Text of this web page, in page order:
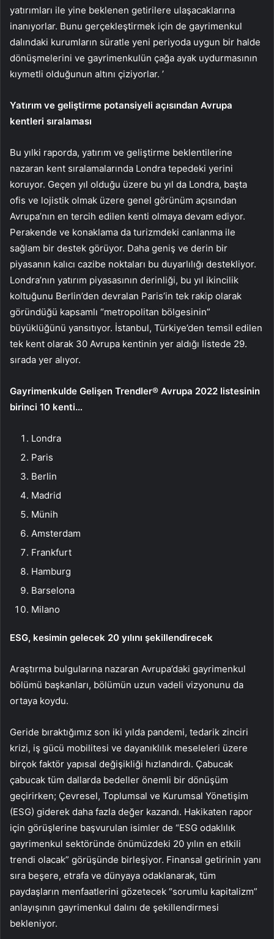
yatırımları ile yine beklenen getirilere ulaşacaklarına
inanıyorlar. Bunu gerçekleştirmek için de gayrimenkul
dalındaki kurumların süratle yeni periyoda uygun bir halde
dönüşmelerini ve gayrimenkulün çağa ayak uydurmasının
kıymetli olduğunun altını çiziyorlar. ’
Yatırım ve geliştirme potansiyeli açısından Avrupa
kentleri sıralaması
Bu yılki raporda, yatırım ve geliştirme beklentilerine
nazaran kent sıralamalarında Londra tepedeki yerini
koruyor. Geçen yıl olduğu üzere bu yıl da Londra, başta
ofis ve lojistik olmak üzere genel görünüm açısından
Avrupa’nın en tercih edilen kenti olmaya devam ediyor.
Perakende ve konaklama da turizmdeki canlanma ile
sağlam bir destek görüyor. Daha geniş ve derin bir
piyasanın kalıcı cazibe noktaları bu duyarlılığı destekliyor.
Londra’nın yatırım piyasasının derinliği, bu yıl ikincilik
koltuğunu Berlin’den devralan Paris’in tek rakip olarak
göründüğü kapsamlı “metropolitan bölgesinin”
büyüklüğünü yansıtıyor. İstanbul, Türkiye’den temsil edilen
tek kent olarak 30 Avrupa kentinin yer aldığı listede 29.
sırada yer alıyor.
Gayrimenkulde Gelişen Trendler® Avrupa 2022 listesinin
birinci 10 kenti…
Londra
Paris
Berlin
Madrid
Münih
Amsterdam
Frankfurt
Hamburg
Barselona
Milano
ESG, kesimin gelecek 20 yılını şekillendirecek
Araştırma bulgularına nazaran Avrupa’daki gayrimenkul
bölümü başkanları, bölümün uzun vadeli vizyonunu da
ortaya koydu.
Geride bıraktığımız son iki yılda pandemi, tedarik zinciri
krizi, iş gücü mobilitesi ve dayanıklılık meseleleri üzere
birçok faktör yapısal değişikliği hızlandırdı. Çabucak
çabucak tüm dallarda bedeller önemli bir dönüşüm
geçirirken; Çevresel, Toplumsal ve Kurumsal Yönetişim
(ESG) giderek daha fazla değer kazandı. Hakikaten rapor
için görüşlerine başvurulan isimler de “ESG odaklılık
gayrimenkul sektöründe önümüzdeki 20 yılın en etkili
trendi olacak” görüşünde birleşiyor. Finansal getirinin yanı
sıra beşere, etrafa ve dünyaya odaklanarak, tüm
paydaşların menfaatlerini gözetecek “sorumlu kapitalizm”
anlayışının gayrimenkul dalını de şekillendirmesi
bekleniyor.